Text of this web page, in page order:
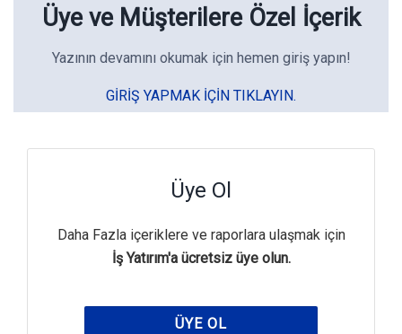
Üye ve Müşterilere Özel İçerik
Yazının devamını okumak için hemen giriş yapın!
GIRIŞ YAPMAK IÇIN TIKLAYIN.
Üye Ol
Daha Fazla içeriklere ve raporlara ulaşmak için
İş Yatırım'a ücretsiz üye olun.
ÜYE OL